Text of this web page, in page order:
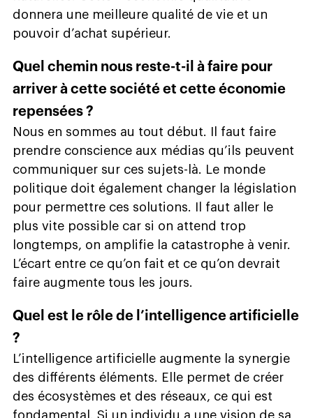
donnera une meilleure qualité de vie et un
pouvoir d’achat supérieur.
Quel chemin nous reste-t-il à faire pour
arriver à cette société et cette économie
repensées ?
Nous en sommes au tout début. Il faut faire
prendre conscience aux médias qu’ils peuvent
communiquer sur ces sujets-là. Le monde
politique doit également changer la législation
pour permettre ces solutions. Il faut aller le
plus vite possible car si on attend trop
longtemps, on amplifie la catastrophe à venir.
L’écart entre ce qu’on fait et ce qu’on devrait
faire augmente tous les jours.
Quel est le rôle de l’intelligence artificielle
?
L’intelligence artificielle augmente la synergie
des différents éléments. Elle permet de créer
des écosystèmes et des réseaux, ce qui est
fondamental. Si un individu a une vision de sa